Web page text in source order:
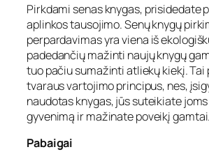
Pirkdami senas knygas, prisidedate
aplinkos tausojimo. Senų knygų
perpardavimas yra viena iš
padedančių mažinti naujų knygų
tuo pačiu sumažinti atliekų kiekį.
tvaraus vartojimo principus, nes,
naudotas knygas, jūs suteikiate
gyvenimą ir mažinate poveikį gamtai.
Pabaigai